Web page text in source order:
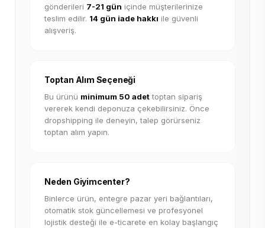
gönderileri 7-21 gün içinde müşterilerinize
teslim edilir. 14 gün iade hakkı ile güvenli
alışveriş.
Toptan Alım Seçeneği
Bu ürünü minimum 50 adettoptan sipariş
vererek kendi deponuza çekebilirsiniz. Önce
dropshipping ile deneyin, talep görürseniz
toptan alım yapın.
Neden Giyimcenter?
Binlerce ürün, entegre pazar yeri bağlantıları,
otomatik stok güncellemesi ve profesyonel
lojistik desteği ile e-ticarete en kolay başlangıç